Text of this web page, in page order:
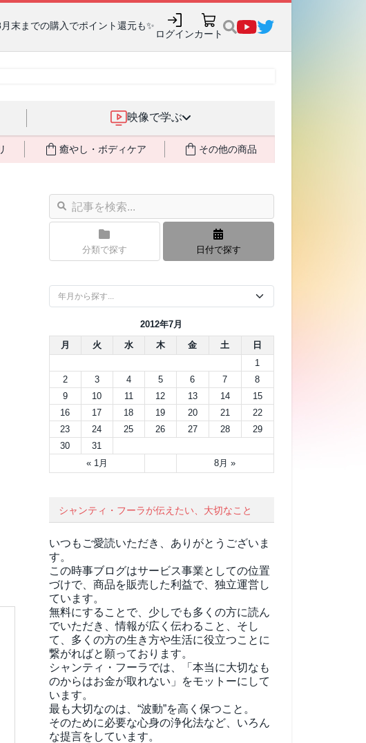
末までの購入でポイント還元も✨
ログインカート
映像で学ぶ
癒やし・ボディケア その他の商品
分類で探す 日付で探す
2012年7月
月
火 水 木 金 土 日
« 1月 8月 »
1
2
3 4 5 6 7
8
9
10 11 12 13 14
15
16
17 18 19 20 21
22
23
24 25 26 27 28
29
30
31
シャンティ・フーラが伝えたい、大切なこと
いつもご愛読いただき、ありがとうございま
す。
この時事ブログはサービス事業としての位置
づけで、商品を販売した利益で、独立運営し
ています。
無料にすることで、少しでも多くの方に読ん
でいただき、情報が広く伝わること、そし
て、 多くの方の生き方や生活に役立つことに
繋がればと願っております。
シャンティ・フーラでは、「本当に大切なも
のからはお金が取れない」をモットーにして
います。
最も大切なのは、“波動”を高く保つこと。
そのために必要な心身の浄化法など、いろん
な提言をしています。